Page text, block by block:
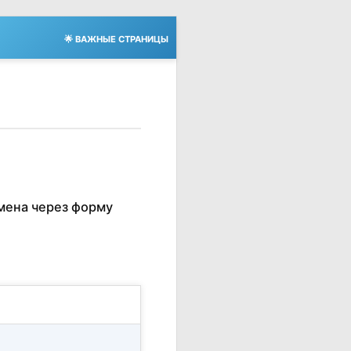
🌟 ВАЖНЫЕ СТРАНИЦЫ
через форму